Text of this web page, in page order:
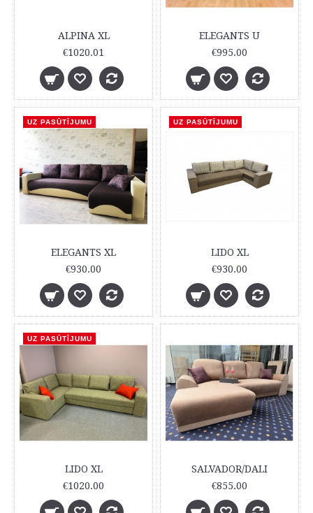
ALPINA XL
€1020.01
ELEGANTS U
€995.00
UZ PASŪTĪJUMU
ELEGANTS XL
€930.00
UZ PASŪTĪJUMU
LIDO XL
€930.00
UZ PASŪTĪJUMU
LIDO XL
€1020.00
SALVADOR/DALI
€855.00